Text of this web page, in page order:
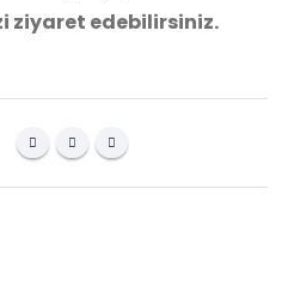
ziyaret edebilirsiniz.